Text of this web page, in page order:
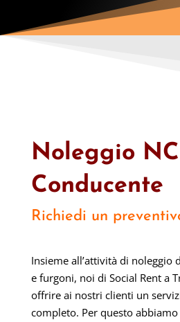
Noleggio
Conducente
Richiedi un
Insieme all’attività di noleggio
e furgoni, noi di Social Rent a
offrire ai nostri clienti un
completo. Per questo